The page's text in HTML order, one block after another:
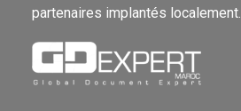
partenaires implantés localement.